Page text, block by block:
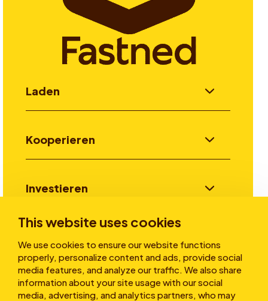
This website uses cookies
We use cookies to ensure our website functions
properly, personalize content and ads, provide social
media features, and analyze our traffic. We also share
information about your site usage with our social
media, advertising, and analytics partners, who may
Laden
Kooperieren
Investieren
Über uns